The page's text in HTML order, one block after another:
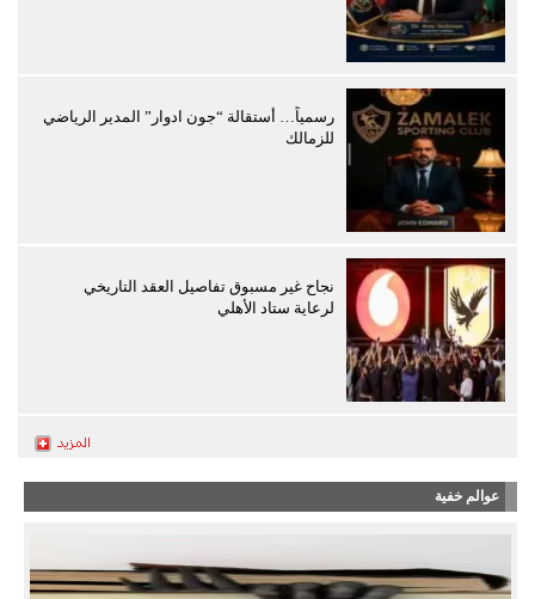
رسمياً… أستقالة “جون ادوار” المدير الرياضي
للزمالك
نجاح غير مسبوق تفاصيل العقد التاريخي
لرعاية ستاد الأهلي
عوالم خفية